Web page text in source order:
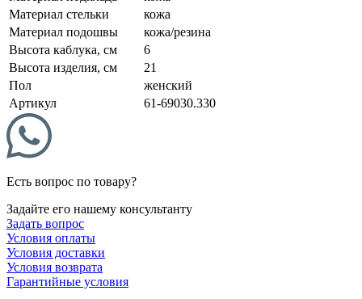
Материал стельки
кожа
Материал подошвы
кожа/резина
Высота каблука, см
6
Высота изделия, см
21
Пол
женский
Артикул
61-69030.330
Есть вопрос по товару?
Задайте его нашему консультанту
Задать вопрос
Условия оплаты
Условия доставки
Условия возврата
Гарантийные условия